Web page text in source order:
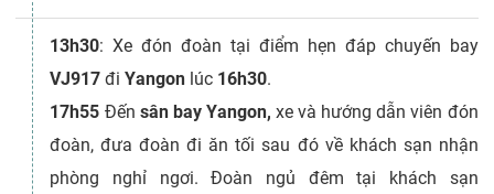
13h30: Xe đón đoàn tại điểm hẹn đáp chuyến bay
VJ917 điYangon lúc 16h30.
17h55 Đến sân bay Yangon, xe và hướng dẫn viên đón
đoàn, đưa đoàn đi ăn tối sau đó về khách sạn nhận
phòng nghỉ ngơi. Đoàn ngủ đêm tại khách sạn